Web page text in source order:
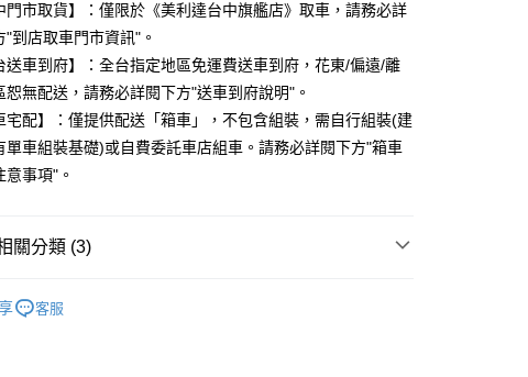
，滿NT$799(含以上)免運費
門市自取
，滿NT$799(含以上)免運費
門市取貨】：僅限於《美利達台中旗艦店》取車，請務必詳
"到店取車門市資訊"。
送車到府】：全台指定地區免運費送車到府，花東/偏遠/離
恕無配送，請務必詳閱下方"送車到府說明"。
宅配】：僅提供配送「箱車」，不包含組裝，需自行組裝(建
單車組裝基礎)或自費委託車店組車。請務必詳閱下方"箱車
意事項"。
關分類 (3)
客服